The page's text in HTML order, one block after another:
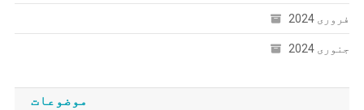
فروری 2024
جنوری 2024
موضوعات